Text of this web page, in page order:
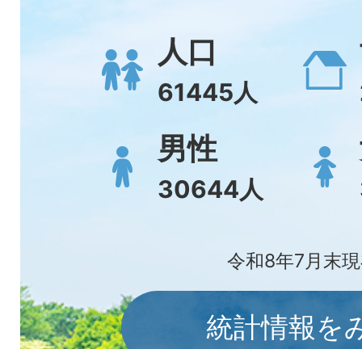
人口
61445人
男性
30644人
令和8年7月末
統計情報を